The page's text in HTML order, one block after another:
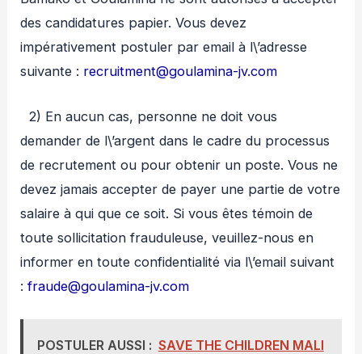
des candidatures papier. Vous devez
impérativement postuler par email à l\’adresse
suivante : recruitment@goulamina-jv.com
2) En aucun cas, personne ne doit vous
demander de l\’argent dans le cadre du processus
de recrutement ou pour obtenir un poste. Vous ne
devez jamais accepter de payer une partie de votre
salaire à qui que ce soit. Si vous êtes témoin de
toute sollicitation frauduleuse, veuillez-nous en
informer en toute confidentialité via l\’email suivant
:fraude@goulamina-jv.com
POSTULER AUSSI : SAVE THE CHILDREN MALI